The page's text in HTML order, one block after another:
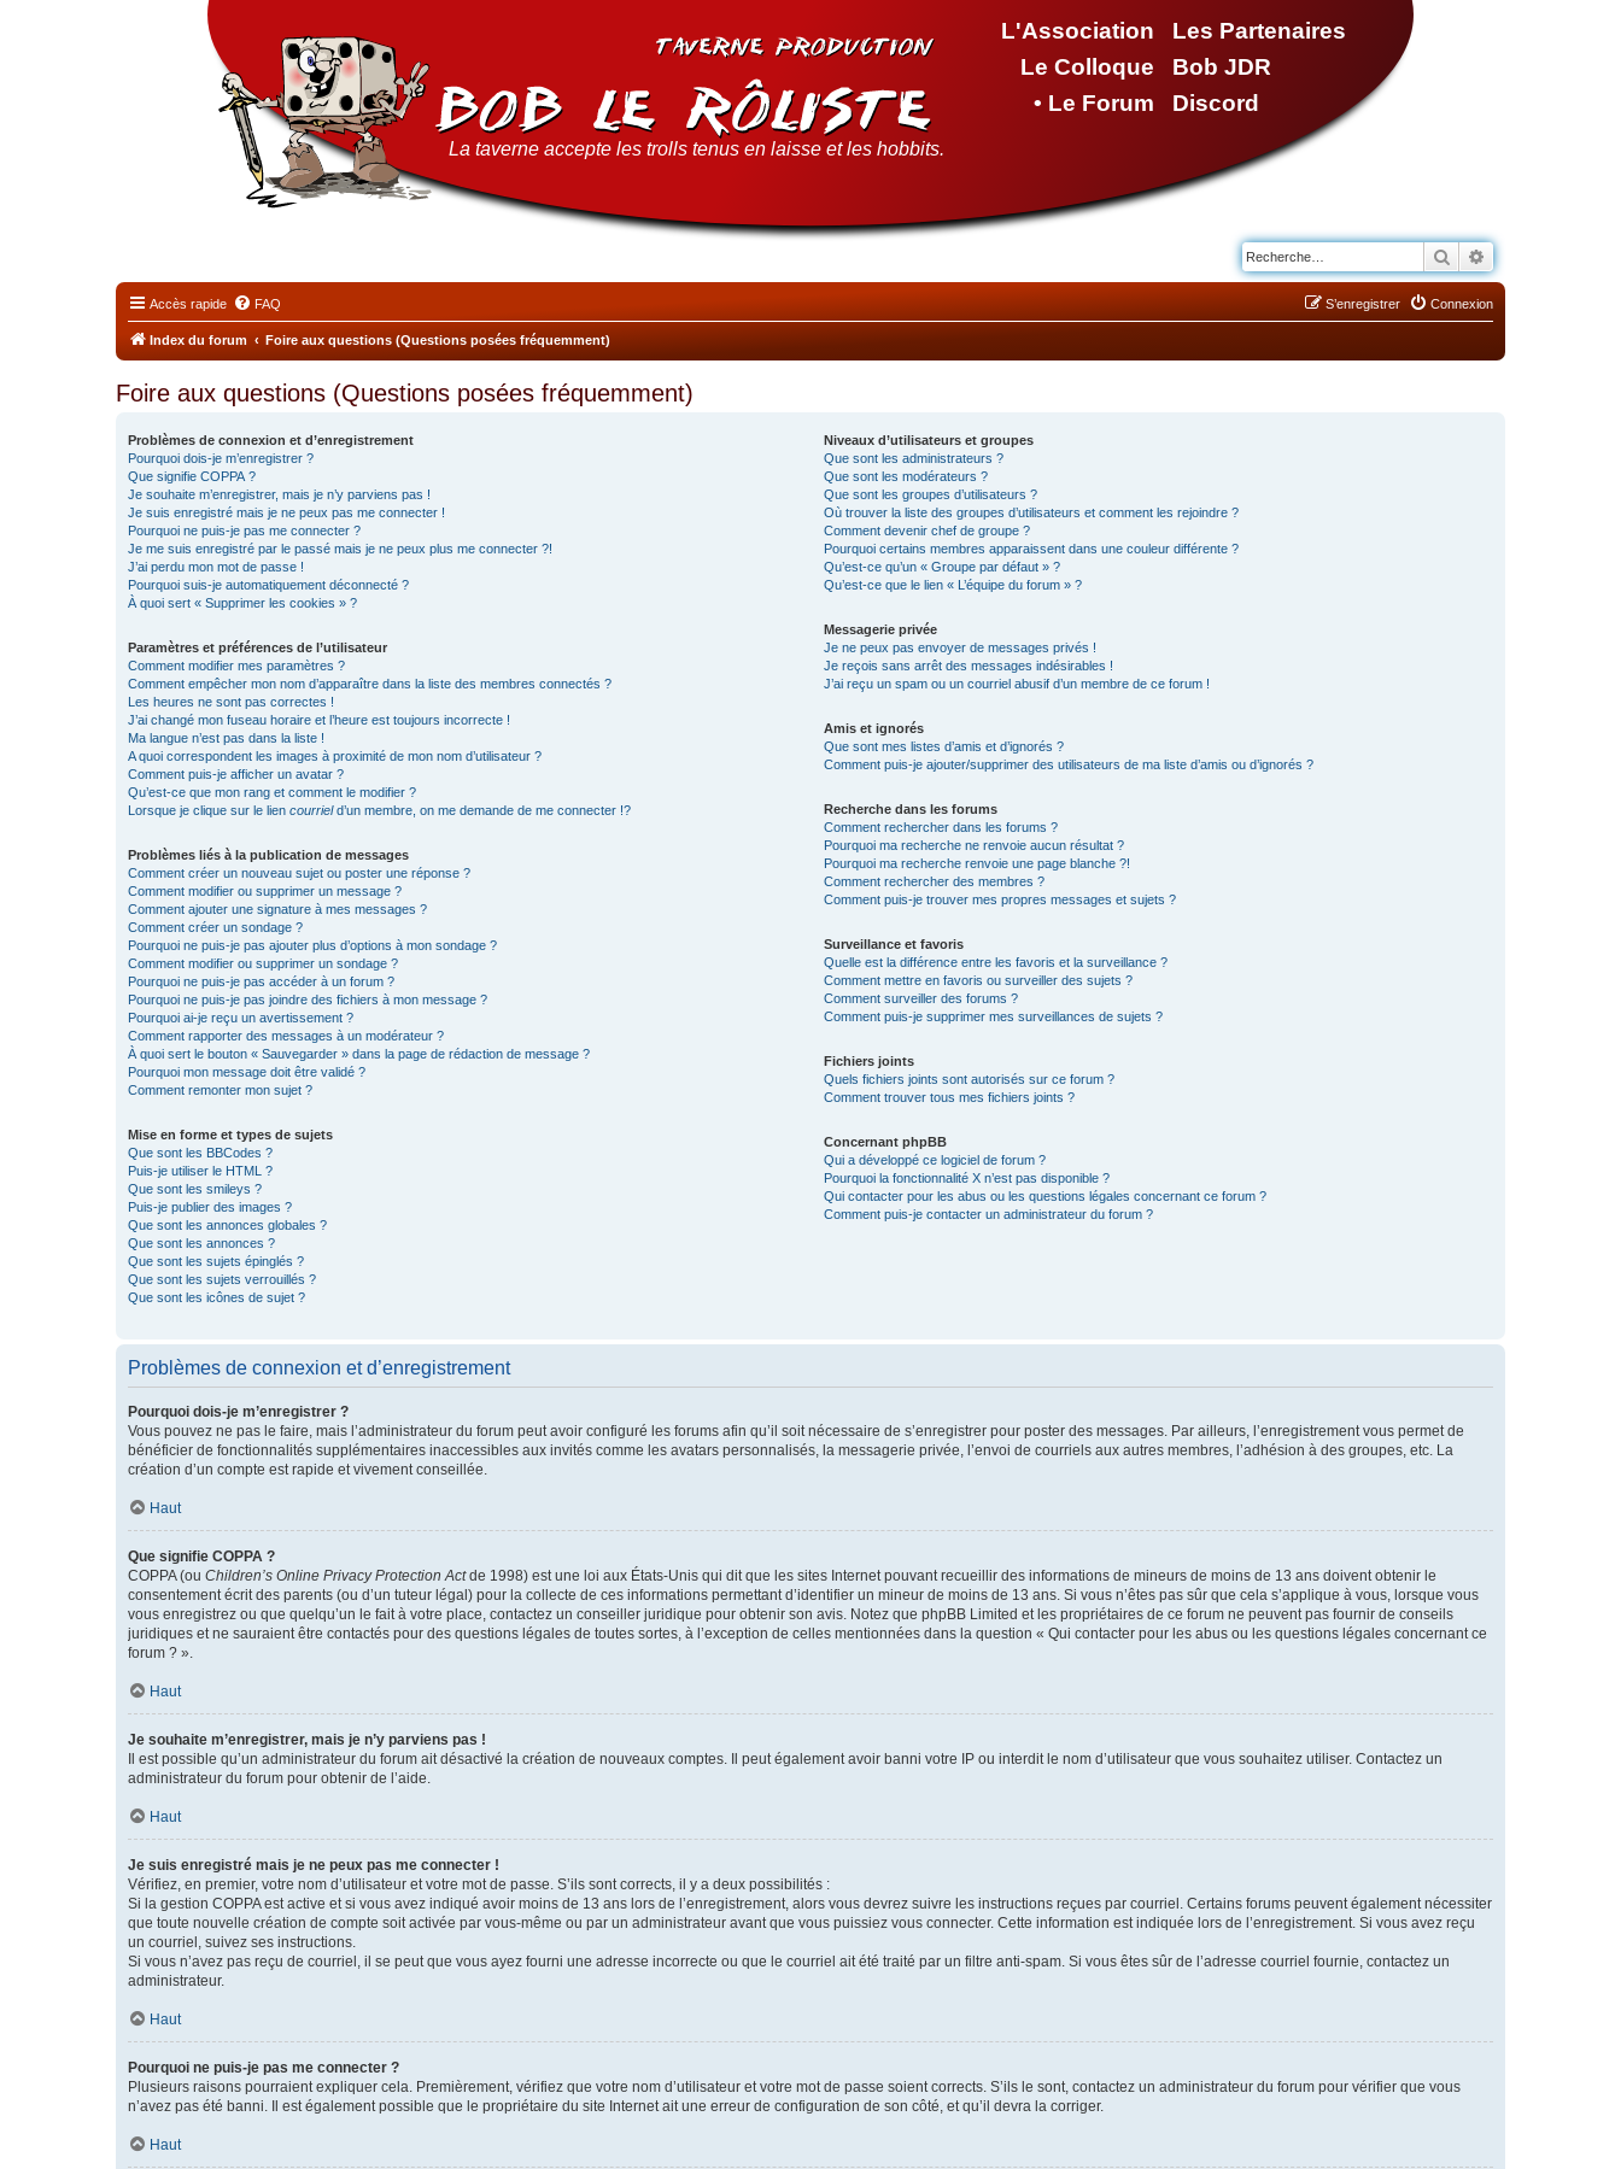
L'Association
Le Colloque
• Le Forum
Les Partenaires
Bob JDR
Discord
La taverne accepte les trolls tenus en laisse et les hobbits.
Rechercher
Accès rapide FAQ Connexion
S’enregistrer
Index du forum Foire aux questions (Questions posées fréquemment)
Foire aux questions (Questions posées fréquemment)
Problèmes de connexion et d’enregistrement
Pourquoi dois-je m’enregistrer ?
Que signifie COPPA ?
Je souhaite m’enregistrer, mais je n’y parviens pas !
Je suis enregistré mais je ne peux pas me connecter !
Pourquoi ne puis-je pas me connecter ?
Je me suis enregistré par le passé mais je ne peux plus me connecter ?!
J’ai perdu mon mot de passe !
Pourquoi suis-je automatiquement déconnecté ?
À quoi sert « Supprimer les cookies » ?
Paramètres et préférences de l’utilisateur
Comment modifier mes paramètres ?
Comment empêcher mon nom d’apparaître dans la liste des membres connectés ?
Les heures ne sont pas correctes !
J’ai changé mon fuseau horaire et l’heure est toujours incorrecte !
Ma langue n’est pas dans la liste !
A quoi correspondent les images à proximité de mon nom d’utilisateur ?
Comment puis-je afficher un avatar ?
Qu’est-ce que mon rang et comment le modifier ?
Lorsque je clique sur le lien courrield’un membre, on me demande de me connecter !?
Problèmes liés à la publication de messages
Comment créer un nouveau sujet ou poster une réponse ?
Comment modifier ou supprimer un message ?
Comment ajouter une signature à mes messages ?
Comment créer un sondage ?
Pourquoi ne puis-je pas ajouter plus d’options à mon sondage ?
Comment modifier ou supprimer un sondage ?
Pourquoi ne puis-je pas accéder à un forum ?
Pourquoi ne puis-je pas joindre des fichiers à mon message ?
Pourquoi ai-je reçu un avertissement ?
Comment rapporter des messages à un modérateur ?
À quoi sert le bouton « Sauvegarder » dans la page de rédaction de message ?
Pourquoi mon message doit être validé ?
Comment remonter mon sujet ?
Mise en forme et types de sujets
Que sont les BBCodes ?
Puis-je utiliser le HTML ?
Que sont les smileys ?
Puis-je publier des images ?
Que sont les annonces globales ?
Que sont les annonces ?
Que sont les sujets épinglés ?
Que sont les sujets verrouillés ?
Que sont les icônes de sujet ?
Niveaux d’utilisateurs et groupes
Que sont les administrateurs ?
Que sont les modérateurs ?
Que sont les groupes d’utilisateurs ?
Où trouver la liste des groupes d’utilisateurs et comment les rejoindre ?
Comment devenir chef de groupe ?
Pourquoi certains membres apparaissent dans une couleur différente ?
Qu’est-ce qu’un « Groupe par défaut » ?
Qu’est-ce que le lien « L’équipe du forum » ?
Messagerie privée
Je ne peux pas envoyer de messages privés !
Je reçois sans arrêt des messages indésirables !
J’ai reçu un spam ou un courriel abusif d’un membre de ce forum !
Amis et ignorés
Que sont mes listes d’amis et d’ignorés ?
Comment puis-je ajouter/supprimer des utilisateurs de ma liste d’amis ou d’ignorés ?
Recherche dans les forums
Comment rechercher dans les forums ?
Pourquoi ma recherche ne renvoie aucun résultat ?
Pourquoi ma recherche renvoie une page blanche ?!
Comment rechercher des membres ?
Comment puis-je trouver mes propres messages et sujets ?
Surveillance et favoris
Quelle est la différence entre les favoris et la surveillance ?
Comment mettre en favoris ou surveiller des sujets ?
Comment surveiller des forums ?
Comment puis-je supprimer mes surveillances de sujets ?
Fichiers joints
Quels fichiers joints sont autorisés sur ce forum ?
Comment trouver tous mes fichiers joints ?
Concernant phpBB
Qui a développé ce logiciel de forum ?
Pourquoi la fonctionnalité X n’est pas disponible ?
Qui contacter pour les abus ou les questions légales concernant ce forum ?
Comment puis-je contacter un administrateur du forum ?
Problèmes de connexion et d’enregistrement
Pourquoi dois-je m’enregistrer ?
Vous pouvez ne pas le faire, mais l’administrateur du forum peut avoir configuré les forums afin qu’il soit nécessaire de s’enregistrer pour poster des messages. Par ailleurs, l’enregistrement vous permet de
bénéficier de fonctionnalités supplémentaires inaccessibles aux invités comme les avatars personnalisés, la messagerie privée, l’envoi de courriels aux autres membres, l’adhésion à des groupes, etc. La
création d’un compte est rapide et vivement conseillée.
Haut
Que signifie COPPA ?
COPPA (ou Children’s Online Privacy Protection Actde 1998) est une loi aux États-Unis qui dit que les sites Internet pouvant recueillir des informations de mineurs de moins de 13 ans doivent obtenir le
consentement écrit des parents (ou d’un tuteur légal) pour la collecte de ces informations permettant d’identifier un mineur de moins de 13 ans. Si vous n’êtes pas sûr que cela s’applique à vous, lorsque vous
vous enregistrez ou que quelqu’un le fait à votre place, contactez un conseiller juridique pour obtenir son avis. Notez que phpBB Limited et les propriétaires de ce forum ne peuvent pas fournir de conseils
juridiques et ne sauraient être contactés pour des questions légales de toutes sortes, à l’exception de celles mentionnées dans la question « Qui contacter pour les abus ou les questions légales concernant ce
forum ? ».
Haut
Je souhaite m’enregistrer, mais je n’y parviens pas !
Il est possible qu’un administrateur du forum ait désactivé la création de nouveaux comptes. Il peut également avoir banni votre IP ou interdit le nom d’utilisateur que vous souhaitez utiliser. Contactez un
administrateur du forum pour obtenir de l’aide.
Haut
Je suis enregistré mais je ne peux pas me connecter !
Vérifiez, en premier, votre nom d’utilisateur et votre mot de passe. S’ils sont corrects, il y a deux possibilités :
Si la gestion COPPA est active et si vous avez indiqué avoir moins de 13 ans lors de l’enregistrement, alors vous devrez suivre les instructions reçues par courriel. Certains forums peuvent également nécessiter
que toute nouvelle création de compte soit activée par vous-même ou par un administrateur avant que vous puissiez vous connecter. Cette information est indiquée lors de l’enregistrement. Si vous avez reçu
un courriel, suivez ses instructions.
Si vous n’avez pas reçu de courriel, il se peut que vous ayez fourni une adresse incorrecte ou que le courriel ait été traité par un filtre anti-spam. Si vous êtes sûr de l’adresse courriel fournie, contactez un
administrateur.
Haut
Pourquoi ne puis-je pas me connecter ?
Plusieurs raisons pourraient expliquer cela. Premièrement, vérifiez que votre nom d’utilisateur et votre mot de passe soient corrects. S’ils le sont, contactez un administrateur du forum pour vérifier que vous
n’avez pas été banni. Il est également possible que le propriétaire du site Internet ait une erreur de configuration de son côté, et qu’il devra la corriger.
Haut